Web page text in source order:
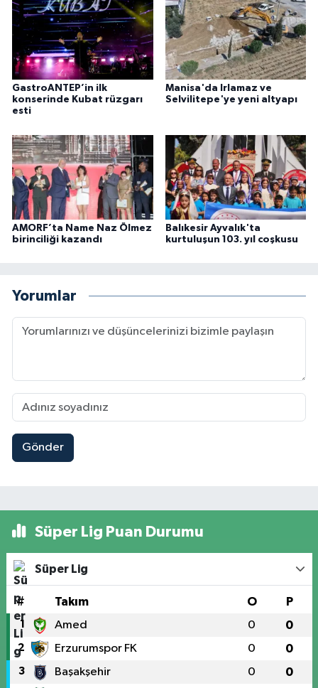
GastroANTEP’in ilk
konserinde Kubat rüzgarı
esti
Manisa'da Irlamaz ve
Selvilitepe'ye yeni altyapı
AMORF’ta Name Naz Ölmez
birinciliği kazandı
Balıkesir Ayvalık'ta
kurtuluşun 103. yıl coşkusu
Yorumlar
Gönder
Süper Lig Puan Durumu
Süper Lig
# Takım O P
1 Amed 0 0
2 Erzurumspor FK 0 0
3 Başakşehir 0 0